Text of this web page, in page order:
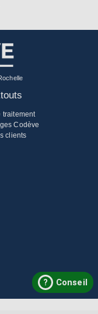
traitement
Codève
clients
? Conseil